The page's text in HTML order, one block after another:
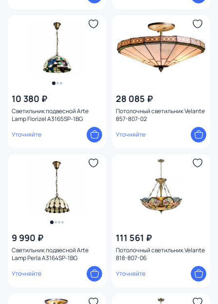
10 380 ₽
Светильник подвесной Arte
Lamp Florizel A3165SP-1BG
Уточняйте
28 085 ₽
Потолочный светильник Velante
857-807-02
Уточняйте
9 990 ₽
Светильник подвесной Arte
Lamp Perla A3164SP-1BG
Уточняйте
111 561 ₽
Потолочный светильник Velante
818-807-06
Уточняйте
Ширина (мм)
Длина (мм)
Диаметр (мм)
Количество ламп
Способ крепления
Конструкция